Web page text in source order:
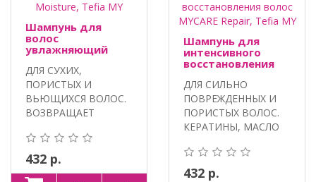
Шампунь для
волос
увлажняющий
MYCARE Moisture,
Tefia MY
ДЛЯ СУХИХ,
ПОРИСТЫХ И
ВЬЮЩИХСЯ ВОЛОС.
ВОЗВРАЩАЕТ
ЭЛАСТИЧНОСТЬ
ВОЛОС...
432 р.
Шампунь для
интенсивного
восстановления
Repair, Tefia MY
ДЛЯ СИЛЬНО
ПОВРЕЖДЕННЫХ И
ПОРИСТЫХ ВОЛОС.
КЕРАТИНЫ, МАСЛО
И&nbs..
432 р.